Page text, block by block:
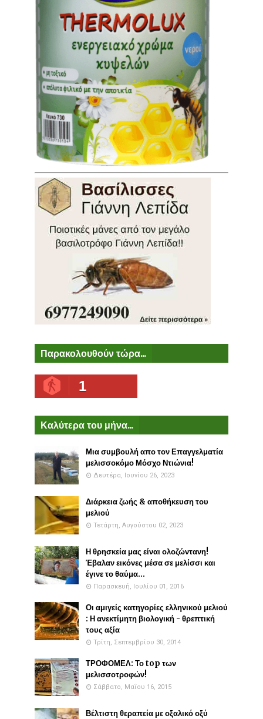
Παρακολουθούν τώρα...
1
Καλύτερα του μήνα...
Μια συμβουλή απο τον Επαγγελματία
μελισσοκόμο Μόσχο Ντιώνια!
Δευτέρα, Ιουνίου 26, 2023
Διάρκεια ζωής & αποθήκευση του
μελιού
Τετάρτη, Αυγούστου 02, 2023
Η θρησκεία μας είναι ολοζώντανη!
Έβαλαν εικόνες μέσα σε μελίσσι και
έγινε το θαύμα...
Παρασκευή, Ιουλίου 01, 2016
Οι αμιγείς κατηγορίες ελληνικού μελιού
: Η ανεκτίμητη βιολογική - θρεπτική
τους αξία
Τρίτη, Σεπτεμβρίου 30, 2014
ΤΡΟΦΟΜΕΛ: Το top των
μελισσοτροφών!
Σάββατο, Μαΐου 16, 2015
Βέλτιστη θεραπεία με οξαλικό οξύ